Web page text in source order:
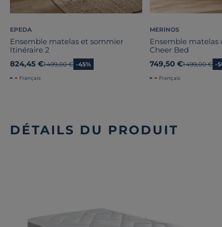
EPEDA
Ensemble matelas et sommier
Itinéraire 2
824,45 €Ancien prix
1 499,00 € -45%
Français
MERINOS
Ensemble matelas
Cheer Bed
749,50 €Ancien prix
1 499,00 € -
Français
DÉTAILS DU PRODUIT